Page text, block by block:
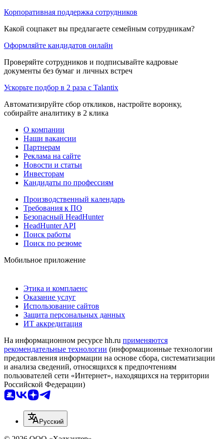
Корпоративная поддержка сотрудников
Какой соцпакет вы предлагаете семейным сотрудникам?
Оформляйте кандидатов онлайн
Проверяйте сотрудников и подписывайте кадровые
документы без бумаг и личных встреч
Ускорьте подбор в 2 раза с Talantix
Автоматизируйте сбор откликов, настройте воронку,
собирайте аналитику в 2 клика
О компании
Наши вакансии
Партнерам
Реклама на сайте
Новости и статьи
Инвесторам
Кандидаты по профессиям
Производственный календарь
Требования к ПО
Безопасный HeadHunter
HeadHunter API
Поиск работы
Поиск по резюме
Мобильное приложение
Этика и комплаенс
Оказание услуг
Использование сайтов
Защита персональных данных
ИТ аккредитация
На информационном ресурсе hh.ru применяются
рекомендательные технологии (информационные технологии
предоставления информации на основе сбора, систематизации
и анализа сведений, относящихся к предпочтениям
пользователей сети «Интернет», находящихся на территории
Российской Федерации)
Русский